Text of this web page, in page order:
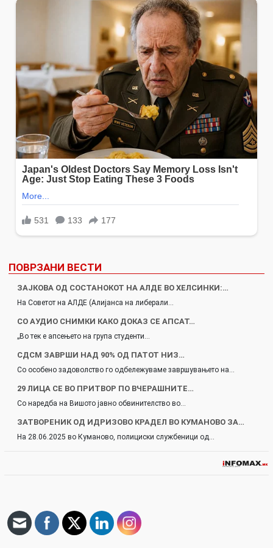
ПОВРЗАНИ ВЕСТИ
ЗАЈКОВА ОД СОСТАНОКОТ НА АЛДЕ ВО ХЕЛСИНКИ:…
На Советот на АЛДЕ (Алијанса на либерали…
СО АУДИО СНИМКИ КАКО ДОКАЗ СЕ АПСАТ…
„Во тек е апсењето на група студенти…
СДСМ ЗАВРШИ НАД 90% ОД ПАТОТ НИЗ…
Со особено задоволство го одбележуваме завршувањето на…
29 ЛИЦА СЕ ВО ПРИТВОР ПО ВЧЕРАШНИТЕ…
Со наредба на Вишото јавно обвинителство во…
ЗАТВОРЕНИК ОД ИДРИЗОВО КРАДЕЛ ВО КУМАНОВО ЗА…
На 28.06.2025 во Куманово, полициски службеници од…